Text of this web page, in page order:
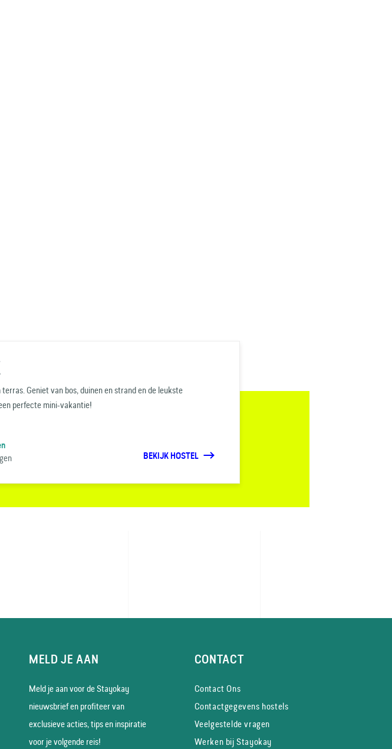
Geniet van bos, duinen en strand en de leukste
perfecte mini-vakantie!
BEKIJK HOSTEL
MELD JE AAN
Meld je aan voor de Stayokay
nieuws­brief en profiteer van
exclusieve acties, tips en inspiratie
voor je volgende reis!
CONTACT
Contact Ons
Contactgegevens hostels
Veelgestelde vragen
Werken bij Stayokay